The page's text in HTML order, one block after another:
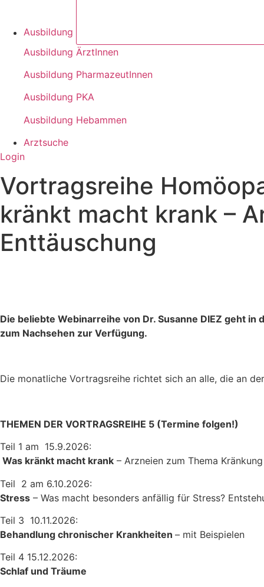
Ausbildung
Ausbildung ÄrztInnen
Ausbildung PharmazeutInnen
Ausbildung PKA
Ausbildung Hebammen
Arztsuche
Login
Vortragsreihe
kränkt macht krank –
Enttäuschung
Die beliebte Webinarreihe von Dr. Susanne DIEZ geht
zum Nachsehen zur Verfügung.
Die monatliche Vortragsreihe richtet sich an alle, die an
THEMEN DER VORTRAGSREIHE 5 (Termine folgen!)
Teil 1 am 15.9.2026:
Was kränkt macht krank – Arzneien zum Thema
Teil 2 am 6.10.2026:
Stress – Was macht besonders anfällig für Stress?
Teil 3 10.11.2026:
Behandlung chronischer Krankheiten – mit Beispielen
Teil 4 15.12.2026:
Schlaf und Träume